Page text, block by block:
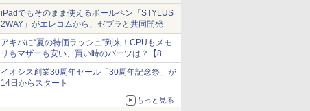
[8月前半のメモリ価格]
iPadでもそのまま使えるボールペン「STYLUS
2WAY」がエレコムから、ゼブラと共同開発
アキバに“夏の特価ラッシュ”到来！CPUもメモ
リもマザーも安い、買い時のパーツは？【8月7
日(金)22時配信】
イオシス創業30周年セール「30周年記念祭」が
14日からスタート
もっと見る